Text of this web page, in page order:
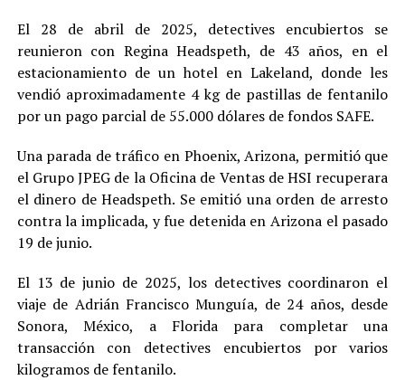
El 28 de abril de 2025, detectives encubiertos se
reunieron con Regina Headspeth, de 43 años, en el
estacionamiento de un hotel en Lakeland, donde les
vendió aproximadamente 4 kg de pastillas de fentanilo
por un pago parcial de 55.000 dólares de fondos SAFE.
Una parada de tráfico en Phoenix, Arizona, permitió que
el Grupo JPEG de la Oficina de Ventas de HSI recuperara
el dinero de Headspeth. Se emitió una orden de arresto
contra la implicada, y fue detenida en Arizona el pasado
19 de junio.
El 13 de junio de 2025, los detectives coordinaron el
viaje de Adrián Francisco Munguía, de 24 años, desde
Sonora, México, a Florida para completar una
transacción con detectives encubiertos por varios
kilogramos de fentanilo.